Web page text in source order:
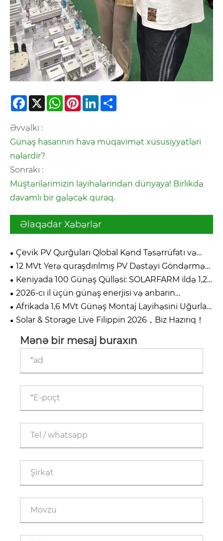
Facebook
X WhatsApp
Pinterest
LinkedIn
Əvvəlki :
Günəş hasarının hava müqavimət xüsusiyyətləri
nələrdir?
Sonrakı :
Müştərilərimizin layihələrindən dünyaya! Birlikdə
davamlı bir gələcək quraq.
Əlaqədar Xəbərlər
Çevik PV Qurğuları Qlobal Kənd Təsərrüfatı və
Kompleks Ərazi Layihələrinə rəhbərlik edir
12 MVt Yerə quraşdırılmış PV Dəstəyi Göndərmə
Tamamlandı
Keniyada 100 Günəş Qülləsi: SOLARFARM ildə 1,2
milyon litr dizelə necə qənaət edir
2026-cı il üçün günəş enerjisi və anbarın
yekunlaşdırılması
Afrikada 1,6 MVt Günəş Montaj Layihəsini Uğurla
Təslim edir
Solar & Storage Live Filippin 2026，Biz Hazırıq！
Mənə bir mesaj buraxın